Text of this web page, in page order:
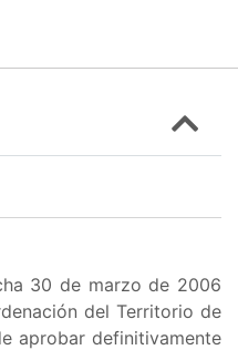
30 de marzo de 2006
del Territorio de
aprobar definitivamente